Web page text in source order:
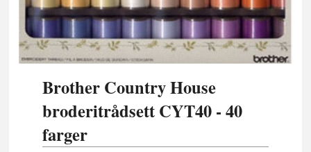
Brother Country House
broderitrådsett CYT40 - 40
farger